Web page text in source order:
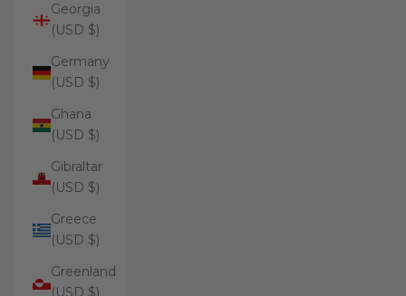
Georgia
(USD $)
Germany
(USD $)
Ghana
(USD $)
Gibraltar
(USD $)
Greece
(USD $)
Greenland
(USD $)